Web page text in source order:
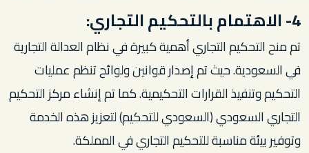
4- الاهتمام بالتحكيم التجاري:
تم منح التحكيم التجاري أهمية كبيرة في نظام العدالة التجارية
في السعودية. حيث تم إصدار قوانين ولوائح تنظم عمليات
التحكيم وتنفيذ القرارات التحكيمية. كما تم إنشاء مركز التحكيم
التجاري السعودي (السعودي للتحكيم) لتعزيز هذه الخدمة
وتوفير بيئة مناسبة للتحكيم التجاري في المملكة.